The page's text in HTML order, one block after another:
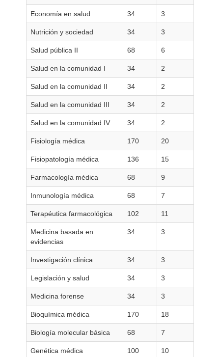
Economía en salud 34 3
Nutrición y sociedad 34 3
Salud pública II 68 6
Salud en la comunidad I 34 2
Salud en la comunidad II 34 2
Salud en la comunidad III 34 2
Salud en la comunidad IV 34 2
Fisiología médica 170 20
Fisiopatología médica 136 15
Farmacología médica 68 9
Inmunología médica 68 7
Terapéutica farmacológica 102 11
Medicina basada en
evidencias
34 3
Investigación clínica 34 3
Legislación y salud 34 3
Medicina forense 34 3
Bioquímica médica 170 18
Biología molecular básica 68 7
Genética médica 100 10